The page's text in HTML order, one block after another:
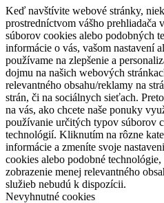
Keď navštívite webové stránky,
prostredníctvom vášho
súborov cookies alebo podobných
informácie o vás, vašom nastavení
používame na zlepšenie a
dojmu na našich webových
relevantného obsahu/reklamy na
strán, či na sociálnych sieťach.
na vás, ako chcete naše ponuky
používanie určitých typov súborov
technológií. Kliknutím na rôzne
informácie a zmeníte svoje
cookies alebo podobné
zobrazenie menej relevantného
služieb nebudú k dispozícii.
Nevyhnutné cookies